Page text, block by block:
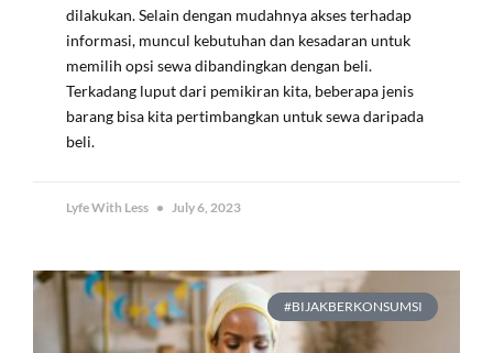
dilakukan. Selain dengan mudahnya akses terhadap
informasi, muncul kebutuhan dan kesadaran untuk
memilih opsi sewa dibandingkan dengan beli.
Terkadang luput dari pemikiran kita, beberapa jenis
barang bisa kita pertimbangkan untuk sewa daripada
beli.
Lyfe With Less July 6, 2023
#BIJAKBERKONSUMSI